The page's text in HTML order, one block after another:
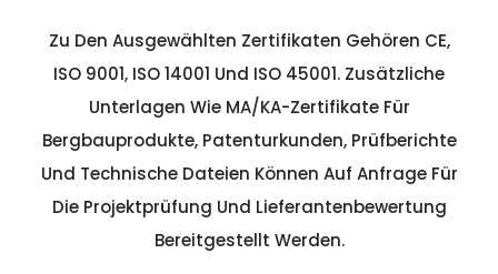
Zu Den Ausgewählten Zertifikaten Gehören CE,
ISO 9001, ISO 14001 Und ISO 45001. Zusätzliche
Unterlagen Wie MA/KA-Zertifikate Für
Bergbauprodukte, Patenturkunden, Prüfberichte
Und Technische Dateien Können Auf Anfrage Für
Die Projektprüfung Und Lieferantenbewertung
Bereitgestellt Werden.